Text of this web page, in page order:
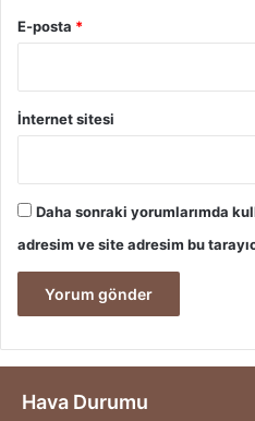
E-posta *
İnternet sitesi
Daha sonraki yorumlarımda
adresim ve site adresim bu
Hava Durumu